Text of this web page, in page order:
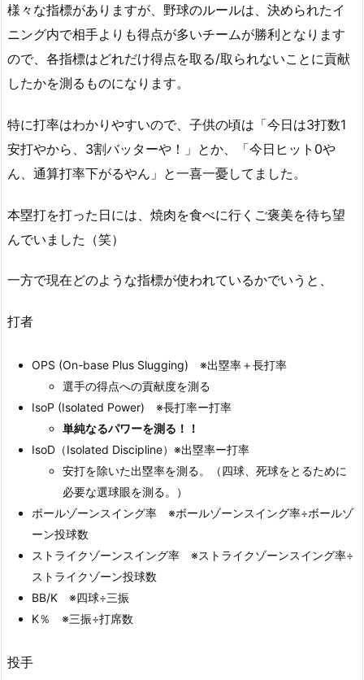
様々な指標がありますが、野球のルールは、決められたイ
ニング内で相手よりも得点が多いチームが勝利となります
ので、各指標はどれだけ得点を取る/取られないことに貢献
したかを測るものになります。
特に打率はわかりやすいので、子供の頃は「今日は3打数1
安打やから、3割バッターや！」とか、「今日ヒット0や
ん、通算打率下がるやん」と一喜一憂してました。
本塁打を打った日には、焼肉を食べに行くご褒美を待ち望
んでいました（笑）
一方で現在どのような指標が使われているかでいうと、
打者
OPS (On-base Plus Slugging) ※出塁率＋長打率
選手の得点への貢献度を測る
IsoP (Isolated Power) ※長打率ー打率
単純なるパワーを測る！！
IsoD（Isolated Discipline）※出塁率ー打率
安打を除いた出塁率を測る。（四球、死球をとるために
必要な選球眼を測る。）
ボールゾーンスイング率 ※ボールゾーンスイング率÷ボールゾ
ーン投球数
ストライクゾーンスイング率 ※ストライクゾーンスイング率÷
ストライクゾーン投球数
BB/K ※四球÷三振
K％ ※三振÷打席数
投手